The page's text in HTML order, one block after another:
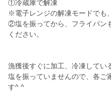
①冷蔵庫で解凍
※電子レンジの解凍モードでも
②塩を振ってから、フライパン
ください。
漁獲後すぐに加工、冷凍してい
塩を振っていませんので、各ご
す^ ^